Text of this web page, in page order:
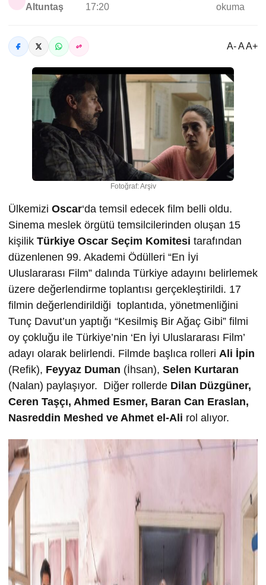
Altuntaş
17:20
okuma
A- A A+
Fotoğraf: Arşiv
Ülkemizi Oscar‘da temsil edecek film belli oldu.
Sinema meslek örgütü temsilcilerinden oluşan 15
kişilik Türkiye Oscar Seçim Komitesi tarafından
düzenlenen 99. Akademi Ödülleri “En İyi
Uluslararası Film” dalında Türkiye adayını belirlemek
üzere değerlendirme toplantısı gerçekleştirildi. 17
filmin değerlendirildiği toplantıda, yönetmenliğini
Tunç Davut’un yaptığı “Kesilmiş Bir Ağaç Gibi” filmi
oy çokluğu ile Türkiye’nin ‘En İyi Uluslararası Film’
adayı olarak belirlendi. Filmde başlıca rolleri Ali İpin
(Refik), Feyyaz Duman (İhsan), Selen Kurtaran
(Nalan) paylaşıyor. Diğer rollerde Dilan Düzgüner,
Ceren Taşçı, Ahmed Esmer, Baran Can Eraslan,
Nasreddin Meshed ve Ahmet el-Ali rol alıyor.